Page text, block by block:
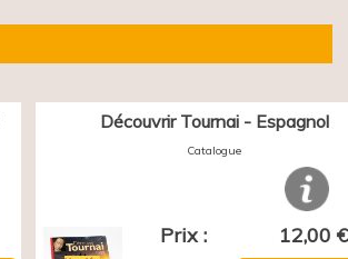
Découvrir Tournai - Espagnol
Catalogue
Prix : 12,00 €